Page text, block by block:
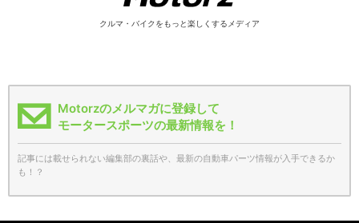
クルマ・バイクをもっと楽しくするメディア
Motorzのメルマガに登録して
モータースポーツの最新情報を！
記事には載せられない編集部の裏話や、最新の自動車パーツ情報が入手できるか
も！？